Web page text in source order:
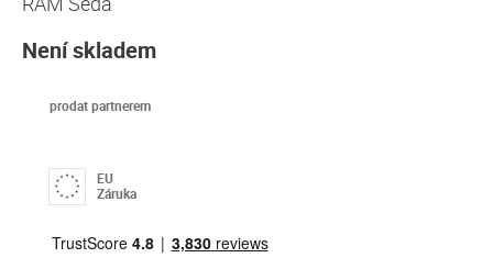
Není skladem
prodat partnerem
EU
Záruka